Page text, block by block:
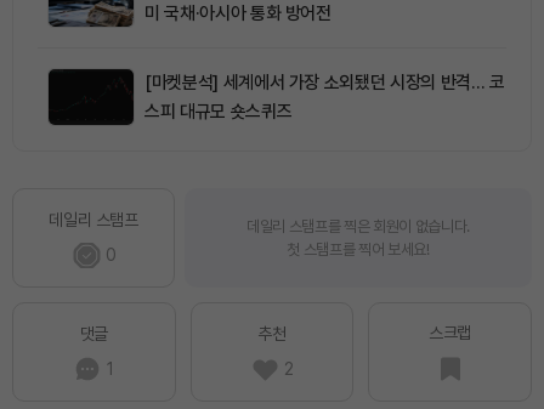
미 국채·아시아 통화 방어전
[마켓분석] 세계에서 가장 소외됐던 시장의 반격… 코
스피 대규모 숏스퀴즈
데일리 스탬프
0
데일리 스탬프를 찍은 회원이 없습니다.
첫 스탬프를 찍어 보세요!
댓글
1
추천
2
스크랩